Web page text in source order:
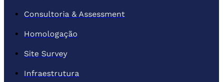
Consultoria & Assessment
Homologação
Site Survey
Infraestrutura